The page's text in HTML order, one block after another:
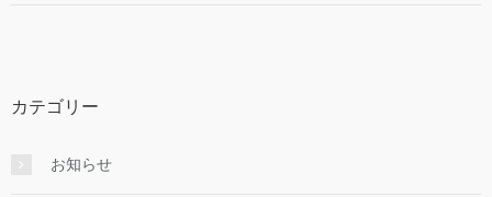
カテゴリー
お知らせ